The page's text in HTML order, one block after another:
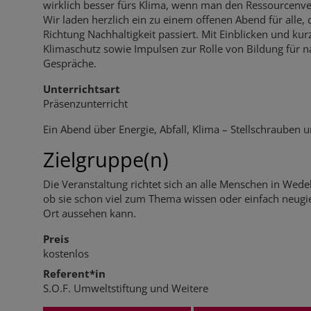
wirklich besser fürs Klima, wenn man den
Wir laden herzlich ein zu einem offenen Abend für
Richtung Nachhaltigkeit passiert. Mit Einblicken und
Klimaschutz sowie Impulsen zur Rolle von Bildung für
Gespräche.
Unterrichtsart
Präsenzunterricht
Ein Abend über Energie, Abfall, Klima –
Zielgruppe(n)
Die Veranstaltung richtet sich an alle Menschen in
ob sie schon viel zum Thema wissen oder einfach
Ort aussehen kann.
Preis
kostenlos
Referent*in
S.O.F. Umweltstiftung und Weitere